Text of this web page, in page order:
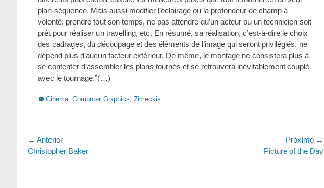
plan-séquence. Mais aussi modifier l’éclairage ou la profondeur de champ à
volonté, prendre tout son temps, ne pas attendre qu’un acteur ou un technicien soit
prêt pour réaliser un travelling, etc. En résumé, sa réalisation, c’est-à-dire le choix
des cadrages, du découpage et des éléments de l’image qui seront privilégiés, ne
dépend plus d’aucun facteur extérieur. De même, le montage ne consistera plus à
se contenter d’assembler les plans tournés et se retrouvera inévitablement couplé
avec le tournage.”(…)
Categorias:
Cinema, Computer Graphics, Zimeckis
Navegação
de
← Anterior
Post
Christopher Baker
Próximo →
Picture of the Day